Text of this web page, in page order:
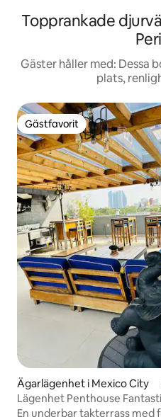
Topprankade
Gäster håller med: Dessa
plats,
Gästfavorit
Gästfavorit
Ägarlägenhet i Mexico City
Lägenhet Penthouse
Condesa Ciudad de Mexico
En underbar takterrass med